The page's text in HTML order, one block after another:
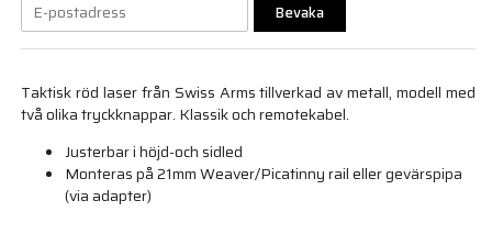
Bevaka
Taktisk röd laser från Swiss Arms tillverkad av metall, modell med
två olika tryckknappar. Klassik och remotekabel.
Justerbar i höjd-och sidled
Monteras på 21mm Weaver/Picatinny rail eller gevärspipa
(via adapter)